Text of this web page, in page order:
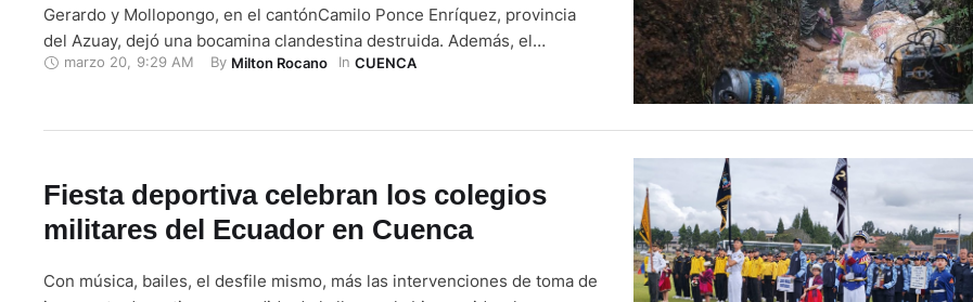
Gerardo y Mollopongo, en el cantónCamilo Ponce Enríquez, provincia
del Azuay, dejó una bocamina clandestina destruida. Además, el
personal incautó material altamente peligroso utilizado en las
marzo 20 9:29 AM By Milton Rocano In CUENCA
Fiesta deportiva celebran los colegios
militares del Ecuador en Cuenca
Con música, bailes, el desfile mismo, más las intervenciones de toma de